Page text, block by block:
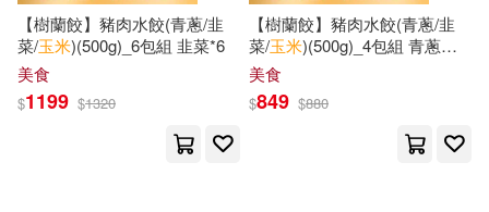
楊伯達(7) 海岩(7)
田中俊行(7)
米蘭．昆德拉(7)
青島出版社(26)
黑龍江美術出版社(26)
【樹蘭餃】豬肉水餃(青蔥/韭
菜/玉米)(500g)_6包組 韭菜*6
美食
$1199 $1320
【樹蘭餃】豬肉水餃(青蔥/韭
菜/玉米)(500g)_4包組 青蔥
*2+韭菜*2
美食
$849 $880